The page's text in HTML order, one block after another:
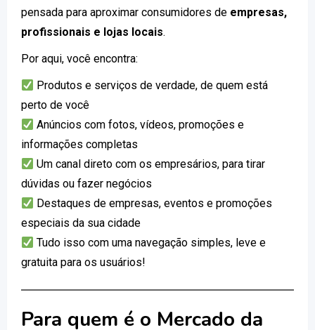
pensada para aproximar consumidores de empresas,
profissionais e lojas locais.
Por aqui, você encontra:
Produtos e serviços de verdade, de quem está
perto de você
Anúncios com fotos, vídeos, promoções e
informações completas
Um canal direto com os empresários, para tirar
dúvidas ou fazer negócios
Destaques de empresas, eventos e promoções
especiais da sua cidade
Tudo isso com uma navegação simples, leve e
gratuita para os usuários!
Para quem é o Mercado da